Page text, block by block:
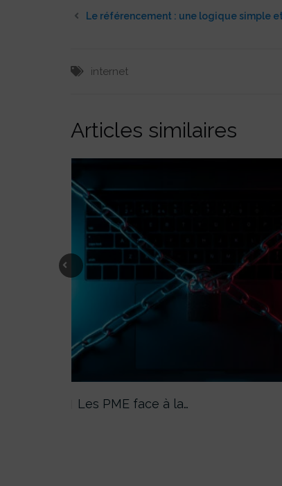
Le référencement : une logique simple
internet
Articles similaires
Previous
Les PME face à la…